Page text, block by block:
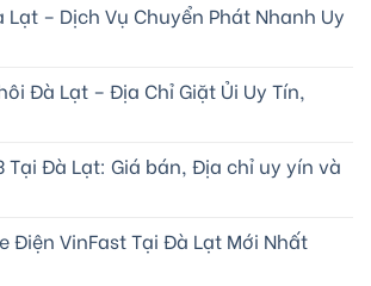
Lạt – Dịch Vụ Chuyển Phát Nhanh Uy
Đà Lạt – Địa Chỉ Giặt Ủi Uy Tín,
Tại Đà Lạt: Giá bán, Địa chỉ uy yín và
Điện VinFast Tại Đà Lạt Mới Nhất